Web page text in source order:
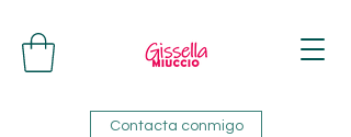
Contacta conmigo